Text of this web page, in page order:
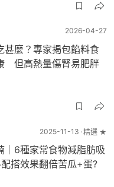
2026-04-27
甚麼？專家揭包餡料食
但高熱量傷腎易肥胖
2025-11-13 精選 ★
｜6種家常食物減脂肪吸
搭效果翻倍苦瓜+蛋?